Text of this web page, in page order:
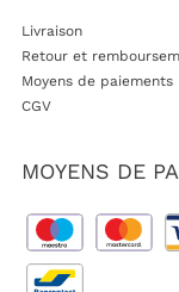
Livraison
Retour et
Moyens de paiements
CGV
MOYENS DE